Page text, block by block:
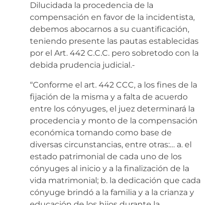
Dilucidada la procedencia de la
compensación en favor de la incidentista,
debemos abocarnos a su cuantificación,
teniendo presente las pautas establecidas
por el Art. 442 C.C.C. pero sobretodo con la
debida prudencia judicial.-
“Conforme el art. 442 CCC, a los fines de la
fijación de la misma y a falta de acuerdo
entre los cónyuges, el juez determinará la
procedencia y monto de la compensación
económica tomando como base de
diversas circunstancias, entre otras:… a. el
estado patrimonial de cada uno de los
cónyuges al inicio y a la finalización de la
vida matrimonial; b. la dedicación que cada
cónyuge brindó a la familia y a la crianza y